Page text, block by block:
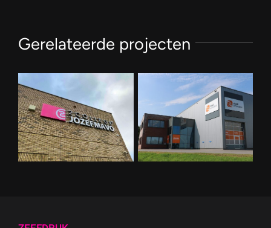
Gerelateerde projecten